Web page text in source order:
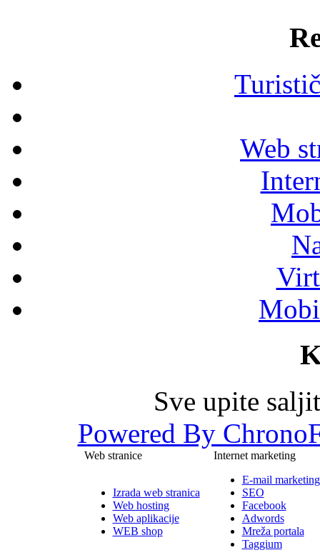
Web
Sve upite
Powered By
Web stranice Internet marketing
Izrada web stranica
Web hosting
Web aplikacije
WEB shop
E-mail marketing
SEO
Facebook
Adwords
Mreža portala
Taggium